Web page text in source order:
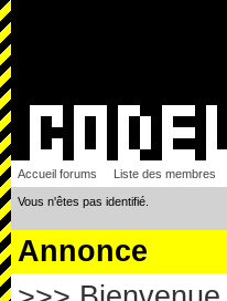
Accueil forums Liste des membres
Vous n'êtes pas identifié.
Annonce